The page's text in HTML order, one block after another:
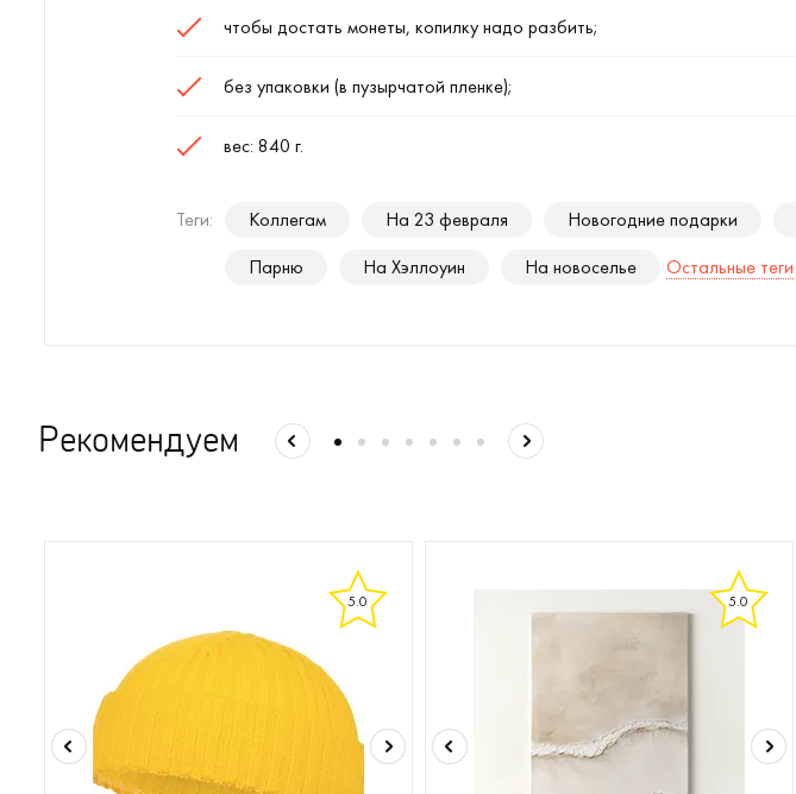
чтобы достать монеты, копилку надо разбить;
без упаковки (в пузырчатой пленке);
вес: 840 г.
Теги: Коллегам На 23 февраля Новогодние подарки
Парню
На Хэллоуин На новоселье Остальные теги
Рекомендуем
5.0 5.0